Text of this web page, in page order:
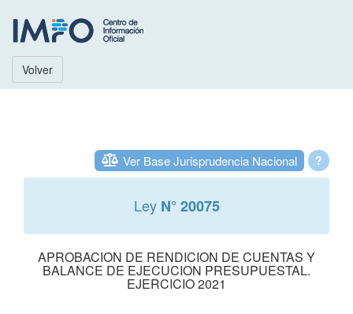
Volver
?
Ver Base Jurisprudencia Nacional
Ley N° 20075
APROBACION DE RENDICION DE CUENTAS Y
BALANCE DE EJECUCION PRESUPUESTAL.
EJERCICIO 2021